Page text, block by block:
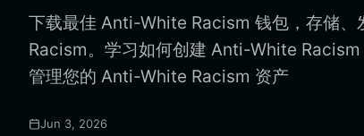
Español (Argentina)
下载最佳 Anti-White Racism 钱包，存储
Racism。学习如何创建 Anti-White
管理您的 Anti-White Racism 资产
Jun 3, 2026